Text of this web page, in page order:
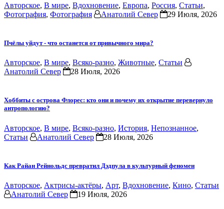
Авторское, В мире, Вдохновение, Европа, Россия, Статьи,
Фотография, Фотография Анатолий Север 29 Июля, 2026
Пчёлы уйдут - что останется от привычного мира?
Авторское, В мире, Всяко-разно, Животные, Статьи
Анатолий Север
28 Июля, 2026
Хоббиты с острова Флорес: кто они и почему их открытие перевернуло
антропологию?
Авторское, В мире, Всяко-разно, История, Непознанное,
Статьи
Анатолий Север 28 Июля, 2026
Как Райан Рейнольдс превратил Дэдпула в культурный феномен
Авторское, Актрисы-актёры, Арт, Вдохновение, Кино, Статьи
Анатолий Север
19 Июля, 2026